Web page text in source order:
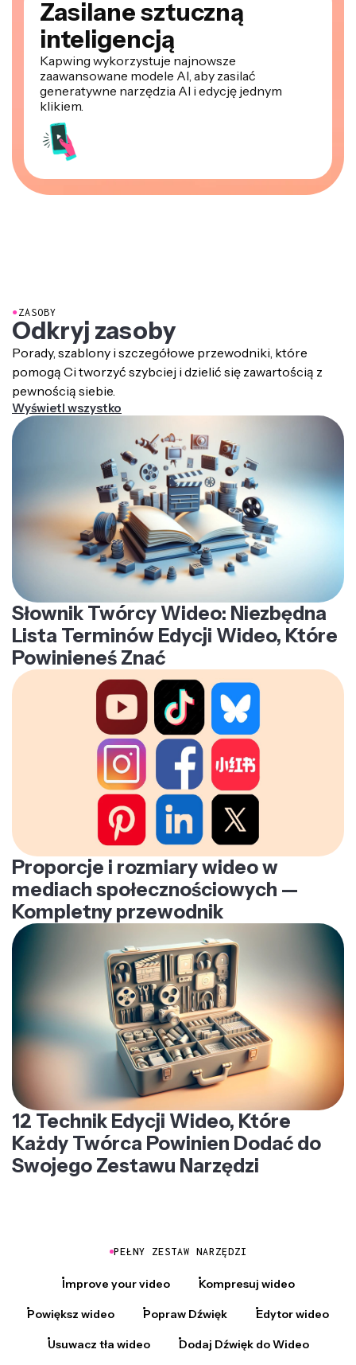
Zasilane sztuczną
inteligencją
Kapwing wykorzystuje najnowsze
zaawansowane modele AI, aby zasilać
generatywne narzędzia AI i edycję jednym
klikiem.
●ZASOBY
Odkryj zasoby
Porady, szablony i szczegółowe przewodniki, które
pomogą Ci tworzyć szybciej i dzielić się zawartością z
pewnością siebie.
Wyświetl wszystko
Słownik Twórcy Wideo: Niezbędna
Lista Terminów Edycji Wideo, Które
Powinieneś Znać
Proporcje i rozmiary wideo w
mediach społecznościowych —
Kompletny przewodnik
12 Technik Edycji Wideo, Które
Każdy Twórca Powinien Dodać do
Swojego Zestawu Narzędzi
PEŁNY ZESTAW NARZĘDZI
Improve your video Kompresuj wideo
Powiększ wideo Popraw Dźwięk Edytor wideo
Usuwacz tła wideo Dodaj Dźwięk do Wideo